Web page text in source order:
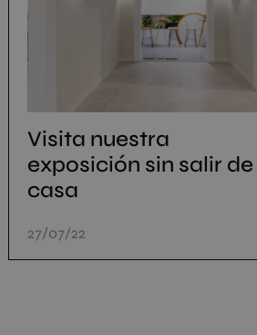
Visita nuestra
exposición sin salir de
casa
27/07/22